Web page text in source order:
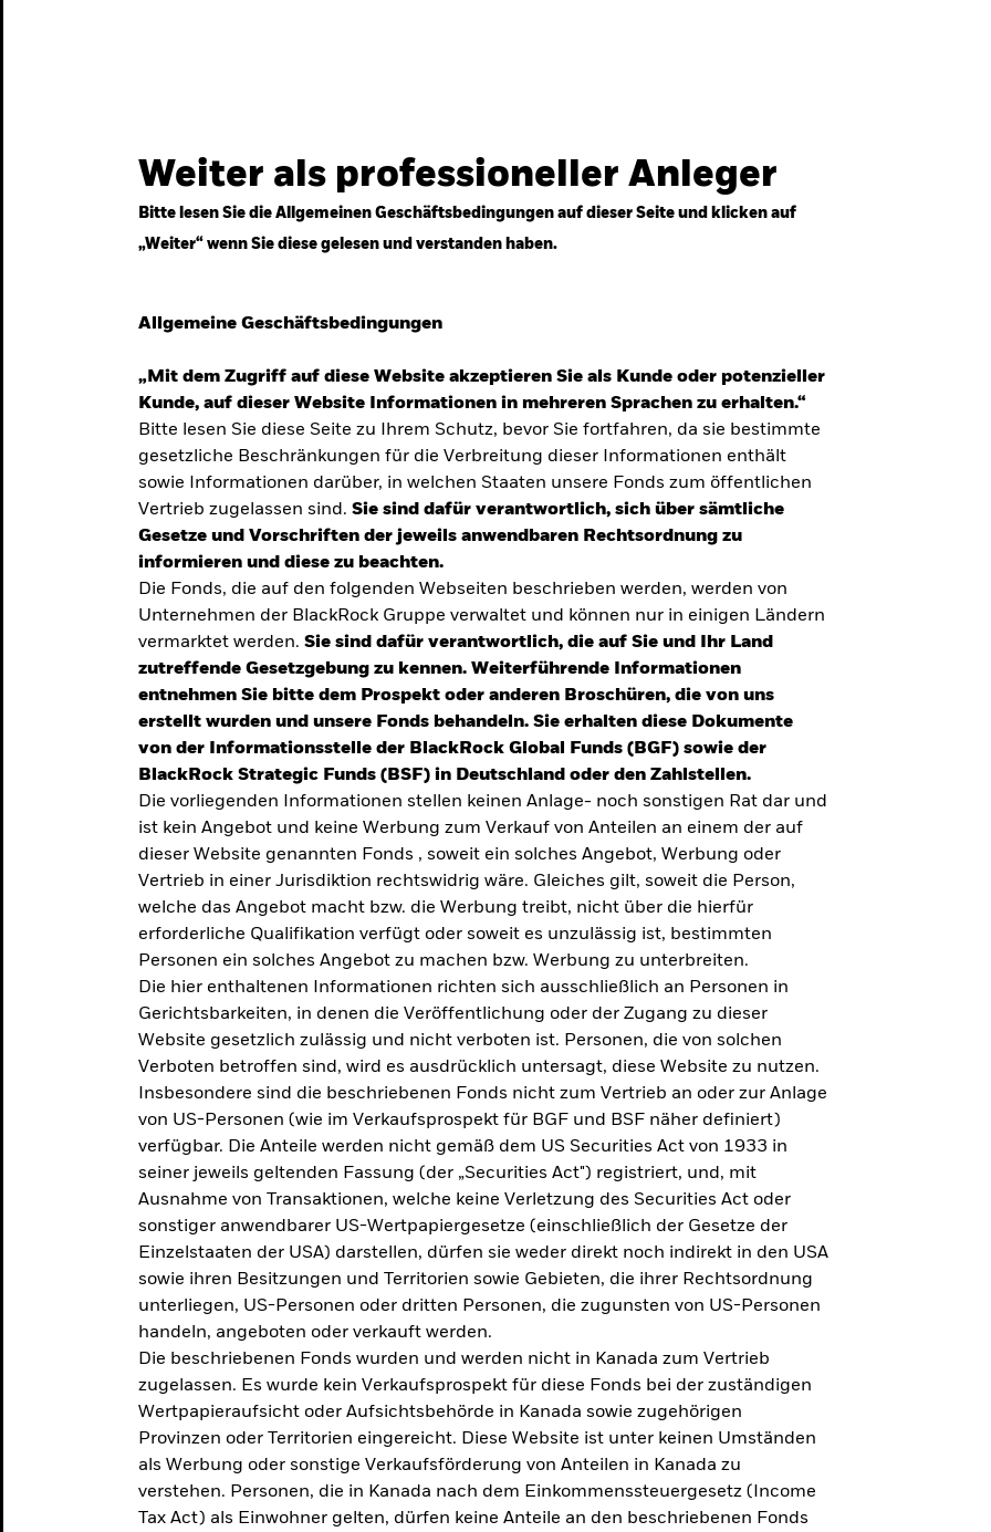
TRENDS & IDEEN
Entdecken Sie unsere
makroökonomischen
Einschätzungen und Anlageideen.
Aktuelle Einschätzungen
UMFRAGE ZUR ALTERSVORSORGE 2025
Realitätscheck Altersvorsorge. Wie
steht es um Ihre Altersvorsorge?
Zu den Ergebnissen
Weiter als professioneller Anleger
Bitte lesen Sie die Allgemeinen Geschäftsbedingungen auf dieser Seite und klicken auf
„Weiter“ wenn Sie diese gelesen und verstanden haben.
Allgemeine Geschäftsbedingungen
„Mit dem Zugriff auf diese Website akzeptieren Sie als Kunde oder potenzieller
Kunde, auf dieser Website Informationen in mehreren Sprachen zu erhalten.“
Bitte lesen Sie diese Seite zu Ihrem Schutz, bevor Sie fortfahren, da sie bestimmte
gesetzliche Beschränkungen für die Verbreitung dieser Informationen enthält
sowie Informationen darüber, in welchen Staaten unsere Fonds zum öffentlichen
Vertrieb zugelassen sind. Sie sind dafür verantwortlich, sich über sämtliche
Gesetze und Vorschriften der jeweils anwendbaren Rechtsordnung zu
informieren und diese zu beachten.
Die Fonds, die auf den folgenden Webseiten beschrieben werden, werden von
Unternehmen der BlackRock Gruppe verwaltet und können nur in einigen Ländern
vermarktet werden. Sie sind dafür verantwortlich, die auf Sie und Ihr Land
zutreffende Gesetzgebung zu kennen. Weiterführende Informationen
entnehmen Sie bitte dem Prospekt oder anderen Broschüren, die von uns
erstellt wurden und unsere Fonds behandeln. Sie erhalten diese Dokumente
von der Informationsstelle der BlackRock Global Funds (BGF) sowie der
BlackRock Strategic Funds (BSF) in Deutschland oder den Zahlstellen.
Die vorliegenden Informationen stellen keinen Anlage- noch sonstigen Rat dar und
ist kein Angebot und keine Werbung zum Verkauf von Anteilen an einem der auf
dieser Website genannten Fonds , soweit ein solches Angebot, Werbung oder
Vertrieb in einer Jurisdiktion rechtswidrig wäre. Gleiches gilt, soweit die Person,
welche das Angebot macht bzw. die Werbung treibt, nicht über die hierfür
erforderliche Qualifikation verfügt oder soweit es unzulässig ist, bestimmten
Personen ein solches Angebot zu machen bzw. Werbung zu unterbreiten.
Die hier enthaltenen Informationen richten sich ausschließlich an Personen in
Gerichtsbarkeiten, in denen die Veröffentlichung oder der Zugang zu dieser
Website gesetzlich zulässig und nicht verboten ist. Personen, die von solchen
Verboten betroffen sind, wird es ausdrücklich untersagt, diese Website zu nutzen.
Insbesondere sind die beschriebenen Fonds nicht zum Vertrieb an oder zur Anlage
von US-Personen (wie im Verkaufsprospekt für BGF und BSF näher definiert)
verfügbar. Die Anteile werden nicht gemäß dem US Securities Act von 1933 in
seiner jeweils geltenden Fassung (der „Securities Act") registriert, und, mit
Ausnahme von Transaktionen, welche keine Verletzung des Securities Act oder
sonstiger anwendbarer US-Wertpapiergesetze (einschließlich der Gesetze der
Einzelstaaten der USA) darstellen, dürfen sie weder direkt noch indirekt in den USA
sowie ihren Besitzungen und Territorien sowie Gebieten, die ihrer Rechtsordnung
unterliegen, US-Personen oder dritten Personen, die zugunsten von US-Personen
handeln, angeboten oder verkauft werden.
Die beschriebenen Fonds wurden und werden nicht in Kanada zum Vertrieb
zugelassen. Es wurde kein Verkaufsprospekt für diese Fonds bei der zuständigen
Wertpapieraufsicht oder Aufsichtsbehörde in Kanada sowie zugehörigen
Provinzen oder Territorien eingereicht. Diese Website ist unter keinen Umständen
als Werbung oder sonstige Verkaufsförderung von Anteilen in Kanada zu
verstehen. Personen, die in Kanada nach dem Einkommenssteuergesetz (Income
Tax Act) als Einwohner gelten, dürfen keine Anteile an den beschriebenen Fonds